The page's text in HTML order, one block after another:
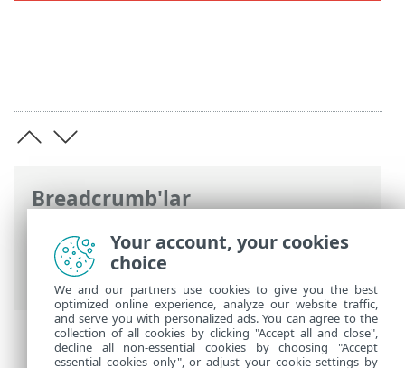
Breadcrumb'lar
ESET Online Yardım>ESET PROTECT On-
Prem>Yükle> Windows'ta Tümü bir
arada yükleme
Your account, your cookies
choice
We and our partners use cookies to give you the best
optimized online experience, analyze our website traffic,
and serve you with personalized ads. You can agree to the
collection of all cookies by clicking "Accept all and close",
decline all non-essential cookies by choosing "Accept
essential cookies only", or adjust your cookie settings by